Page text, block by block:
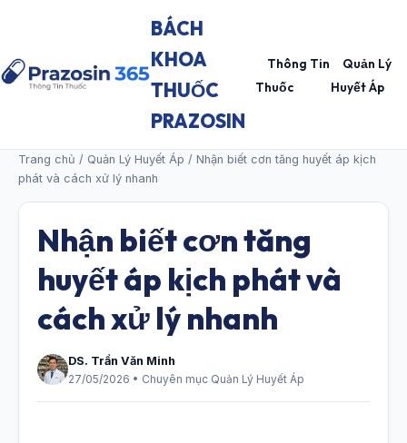
BÁCH
KHOA
THUỐC
PRAZOSIN
Thông Tin
Thuốc
Quản Lý
Huyết Áp
Trang chủ / Quản Lý Huyết Áp / Nhận biết cơn tăng huyết áp kịch
phát và cách xử lý nhanh
Nhận biết cơn tăng
huyết áp kịch phát và
cách xử lý nhanh
DS. Trần Văn Minh
27/05/2026 • Chuyên mục Quản Lý Huyết Áp